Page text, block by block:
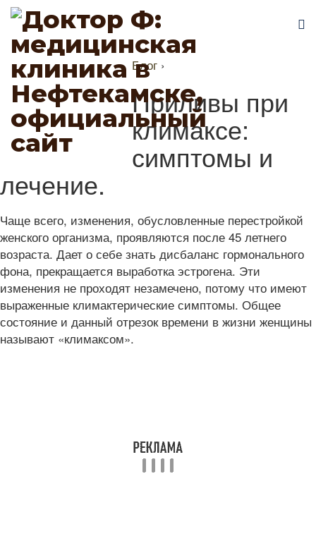
Блог ›
Приливы при
климаксе:
симптомы и
лечение.
Чаще всего, изменения, обусловленные перестройкой
женского организма, проявляются после 45 летнего
возраста. Дает о себе знать дисбаланс гормонального
фона, прекращается выработка эстрогена. Эти
изменения не проходят незамечено, потому что имеют
выраженные климактерические симптомы. Общее
состояние и данный отрезок времени в жизни женщины
называют «климаксом».